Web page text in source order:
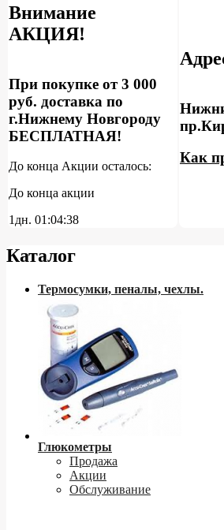
Внимание
АКЦИЯ!
При покупке от 3 000
руб. доставка по
г.Нижнему Новгороду
БЕСПЛАТНАЯ!
До конца Акции осталось:
До конца акции
1дн. 01:04:37
Как
Каталог
Термосумки, пеналы, чехлы.
Глюкометры
Продажа
Акции
Обслуживание